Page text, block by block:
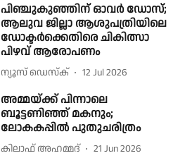
പിഞ്ചുകുഞ്ഞിന് ഓവർ ഡോസ്;
ആലുവ ജില്ലാ ആശുപത്രിയിലെ
ഡോക്ടർക്കെതിരെ ചികിത്സാ
പിഴവ് ആരോപണം
ന്യൂസ് ഡെസ്ക് 12 Jul 2026
അമ്മയ്ക്ക് പിന്നാലെ
ബൂട്ടണിഞ്ഞ് മകനും;
ലോകകപ്പിൽ പുതുചരിത്രം
കിലാഫ് അഹമ്മദ് 21 Jun 2026